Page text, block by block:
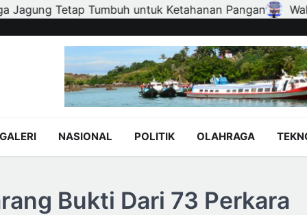
Wali Kota Agung Nugroho Lantik Hampir Seribu
GALERI NASIONAL POLITIK OLAHRAGA
Bukti Dari 73 Perkara